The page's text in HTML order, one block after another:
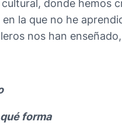
donde hemos
la que no he
nos han
forma